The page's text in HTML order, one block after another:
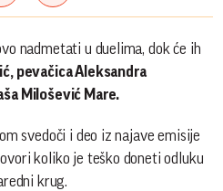
nadmetati u duelima, dok će ih
pevačica Aleksandra
Milošević Mare.
svedoči i deo iz najave emisije
koliko je teško doneti odluku
krug.